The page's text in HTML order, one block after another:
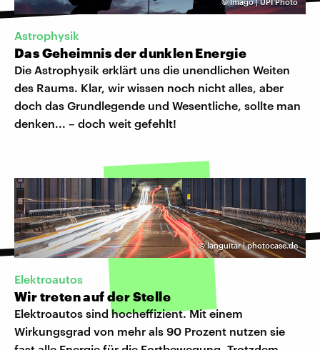
Astrophysik
Das Geheimnis der dunklen Energie
Die Astrophysik erklärt uns die unendlichen Weiten
des Raums. Klar, wir wissen noch nicht alles, aber
doch das Grundlegende und Wesentliche, sollte man
denken... – doch weit gefehlt!
©languitar | photocase.de
Elektroautos
Wir treten auf der Stelle
Elektroautos sind hocheffizient. Mit einem
Wirkungsgrad von mehr als 90 Prozent nutzen sie